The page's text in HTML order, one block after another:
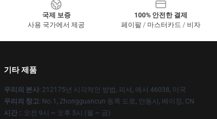
국제 보증
사용 국가에서 제공
100% 안전한 결제
페이팔 / 마스터카드 / 비자
기타 제품
우리의 본사: 212175년 시각적인 방법, 피셔, 에서 46038, 미국
우리의 창고: No.1, Zhongguancun 동쪽 도로, 안동시, 베이징, CN
시간 :: 오전 9시 ~ 오후 5시 (월 ~ 금)